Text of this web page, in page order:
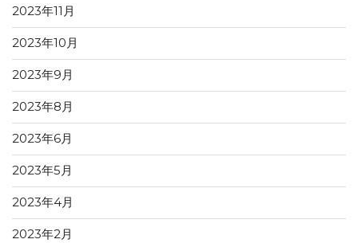
2023年11月
2023年10月
2023年9月
2023年8月
2023年6月
2023年5月
2023年4月
2023年2月